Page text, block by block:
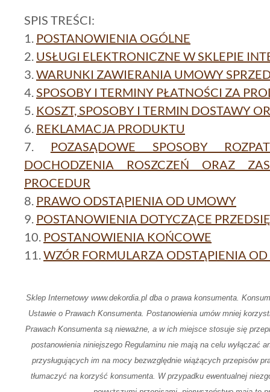
SPIS TREŚCI:
1. POSTANOWIENIA OGÓLNE
2. USŁUGI ELEKTRONICZNE W SKLEPIE
3. WARUNKI ZAWIERANIA UMOWY
4. SPOSOBY I TERMINY PŁATNOŚCI ZA
5. KOSZT, SPOSOBY I TERMIN DOSTAWY
6. REKLAMACJA PRODUKTU
7. POZASĄDOWE SPOSOBY
DOCHODZENIA ROSZCZEŃ ORAZ
PROCEDUR
8. PRAWO ODSTĄPIENIA OD UMOWY
9. POSTANOWIENIA DOTYCZĄCE
10. POSTANOWIENIA KOŃCOWE
11. WZÓR FORMULARZA ODSTĄPIENIA
Sklep Internetowy www.dekordia.pl dba o prawa konsumenta.
Ustawie o Prawach Konsumenta. Postanowienia umów mniej
Prawach Konsumenta są nieważne, a w ich miejsce stosuje się
postanowienia niniejszego Regulaminu nie mają na celu wyłączać
przysługujących im na mocy bezwzględnie wiążących przepisów
tłumaczyć na korzyść konsumenta. W przypadku ewentualnej